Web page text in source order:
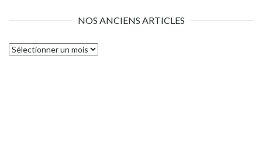
NOS ANCIENS ARTICLES
Nos